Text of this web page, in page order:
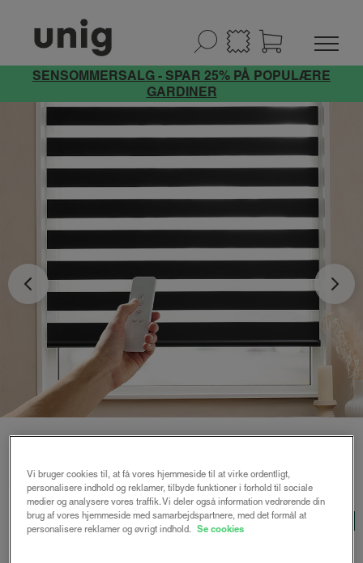
SENSOMMERSALG - SPAR 25% PÅ POPULÆRE
GARDINER
Forside/Rullegardiner / Sibba duo rullegardin m/motor
Sibba duo rullegardin
Vi bruger cookies til, at få vores hjemmeside til at virke ordentligt,
personalisere indhold og reklamer, tilbyde funktioner i forhold til sociale
medier og analysere vores traffik. Vi deler også information vedrørende din
brug af vores hjemmeside med samarbejdspartnere, med det formål at
personalisere reklamer og øvrigt indhold. Se cookies